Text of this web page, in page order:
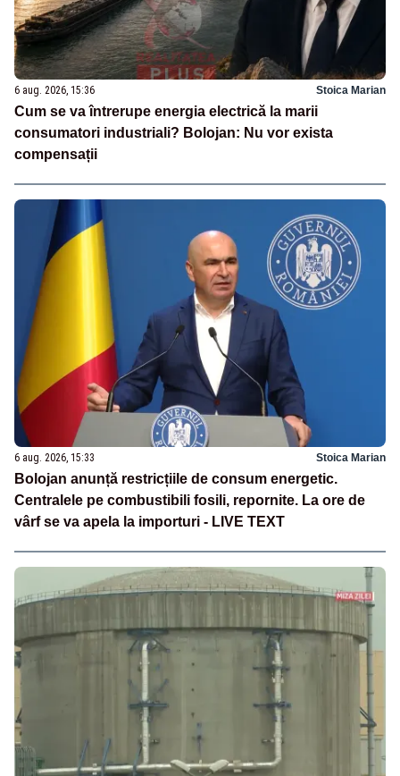
6 aug. 2026, 15:36 Stoica Marian
Cum se va întrerupe energia electrică la marii
consumatori industriali? Bolojan: Nu vor exista
compensații
6 aug. 2026, 15:33 Stoica Marian
Bolojan anunță restricțiile de consum energetic.
Centralele pe combustibili fosili, repornite. La ore de
vârf se va apela la importuri - LIVE TEXT